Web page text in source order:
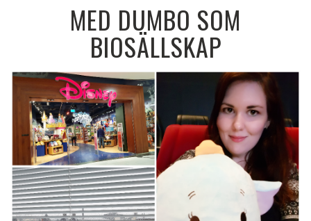
MED DUMBO SOM
BIOSÄLLSKAP